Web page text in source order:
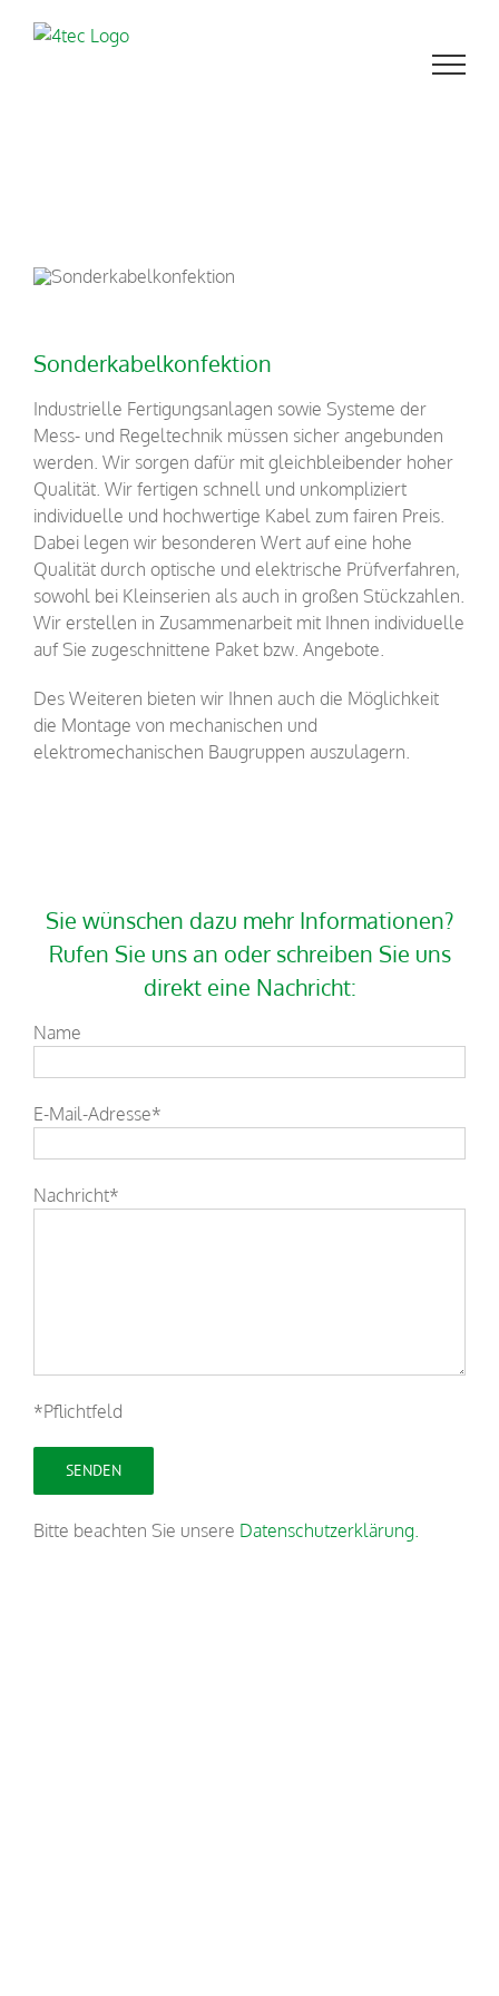
Inhalt
Sonderkabelkonfektion
Industrielle Fertigungsanlagen sowie Systeme der
Mess- und Regeltechnik müssen sicher angebunden
werden. Wir sorgen dafür mit gleichbleibender hoher
Qualität. Wir fertigen schnell und unkompliziert
individuelle und hochwertige Kabel zum fairen Preis.
Dabei legen wir besonderen Wert auf eine hohe
Qualität durch optische und elektrische Prüfverfahren,
sowohl bei Kleinserien als auch in großen Stückzahlen.
Wir erstellen in Zusammenarbeit mit Ihnen individuelle
auf Sie zugeschnittene Paket bzw. Angebote.
Des Weiteren bieten wir Ihnen auch die Möglichkeit
die Montage von mechanischen und
elektromechanischen Baugruppen auszulagern.
Sie wünschen dazu mehr Informationen?
Rufen Sie uns an oder schreiben Sie uns
direkt eine Nachricht:
Name
E-Mail-Adresse*
Nachricht*
*Pflichtfeld
Bitte beachten Sie unsere Datenschutzerklärung.